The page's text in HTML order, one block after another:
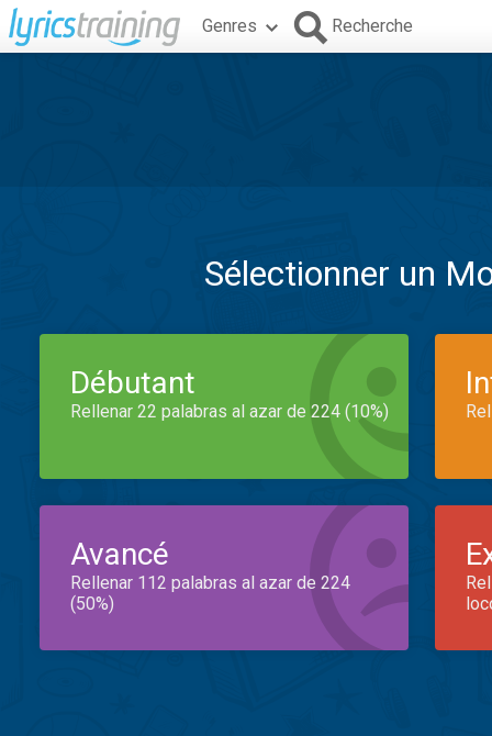
Genres Recherche
Sélectionner un
Débutant
Rellenar 22 palabras al azar de 224 (10%)
Avancé
Rellenar 112 palabras al azar de 224
(50%)